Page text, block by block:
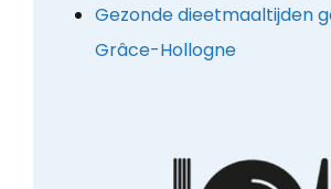
Gezonde dieetmaaltijden
Grâce-Hollogne